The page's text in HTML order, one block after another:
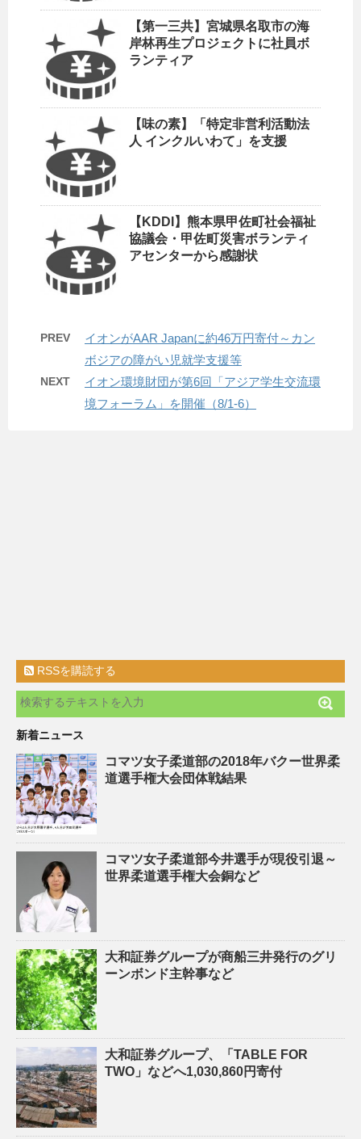
【第一三共】宮城県名取市の海
岸林再生プロジェクトに社員ボ
ランティア
【味の素】「特定非営利活動法
人 インクルいわて」を支援
【KDDI】熊本県甲佐町社会福祉
協議会・甲佐町災害ボランティ
アセンターから感謝状
PREV
イオンがAAR Japanに約46万円寄付～カン
ボジアの障がい児就学支援等
NEXT
イオン環境財団が第6回「アジア学生交流環
境フォーラム」を開催（8/1-6）
RSSを購読する
新着ニュース
コマツ女子柔道部の2018年バクー世界柔
道選手権大会団体戦結果
コマツ女子柔道部今井選手が現役引退～
世界柔道選手権大会銅など
大和証券グループが商船三井発行のグリ
ーンボンド主幹事など
大和証券グループ、「TABLE FOR
TWO」などへ1,030,860円寄付